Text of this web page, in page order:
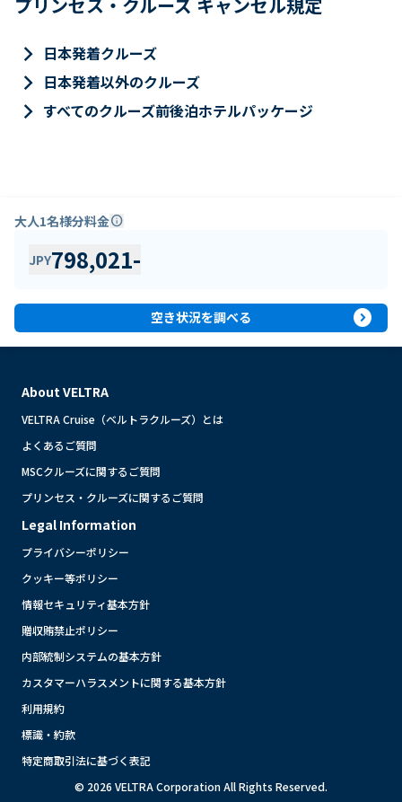
keyboard_arrow_right 日本発着クルーズ
keyboard_arrow_right 日本発着以外のクルーズ
keyboard_arrow_right すべてのクルーズ前後泊ホテルパッケージ
大人1名様分料金info
JPY798,021-
空き状況を調べる expand_circle_right
About VELTRA
VELTRA Cruise（ベルトラクルーズ）とは
よくあるご質問
MSCクルーズに関するご質問
プリンセス・クルーズに関するご質問
Legal Information
プライバシーポリシー
クッキー等ポリシー
情報セキュリティ基本方針
贈収賄禁止ポリシー
内部統制システムの基本方針
カスタマーハラスメントに関する基本方針
利用規約
標識・約款
特定商取引法に基づく表記
© 2026 VELTRA Corporation All Rights Reserved.